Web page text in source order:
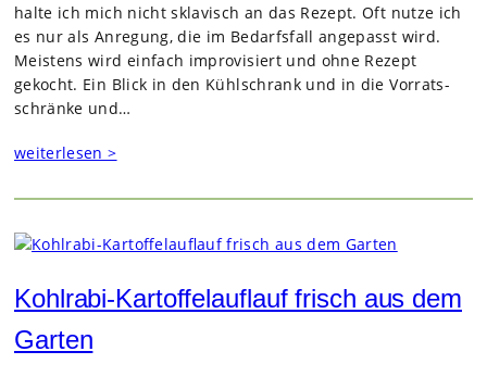
halte ich mich nicht skla­visch an das Rezept. Oft nutze ich
es nur als Anre­gung, die im Bedarfs­fall ange­passt wird.
Meis­tens wird ein­fach impro­vi­siert und ohne Rezept
gekocht. Ein Blick in den Kühl­schrank und in die Vor­rats­
schränke und…
weiterlesen >
Kohlrabi-Kartoffelauflauf frisch aus dem
Garten